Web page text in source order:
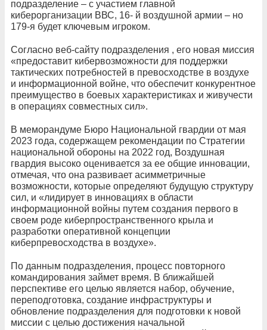
подразделение – с участием главной
киберорганизации ВВС, 16- й воздушной армии – но
179-я будет ключевым игроком.
Согласно веб-сайту подразделения , его новая миссия
«предоставит кибервозможности для поддержки
тактических потребностей в превосходстве в воздухе
и информационной войне, что обеспечит конкурентное
преимущество в боевых характеристиках и живучести
в операциях совместных сил».
В меморандуме Бюро Национальной гвардии от мая
2023 года, содержащем рекомендации по Стратегии
национальной обороны на 2022 год, Воздушная
гвардия высоко оценивается за ее общие инновации,
отмечая, что она развивает асимметричные
возможности, которые определяют будущую структуру
сил, и «лидирует в инновациях в области
информационной войны путем создания первого в
своем роде киберпространственного крыла и
разработки оперативной концепции
киберпревосходства в воздухе».
По данным подразделения, процесс повторного
командирования займет время. В ближайшей
перспективе его целью является набор, обучение,
переподготовка, создание инфраструктуры и
обновление подразделения для подготовки к новой
миссии с целью достижения начальной